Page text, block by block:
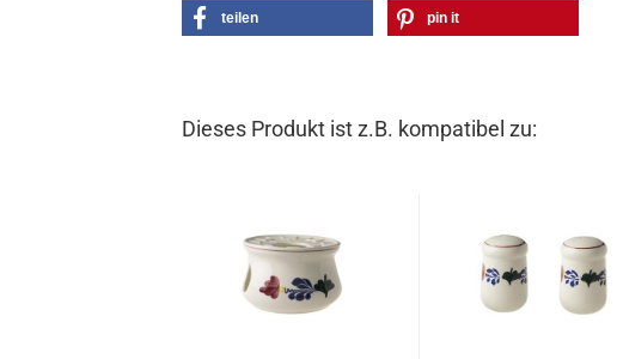
teilen pin it
Dieses Produkt ist z.B. kompatibel zu: